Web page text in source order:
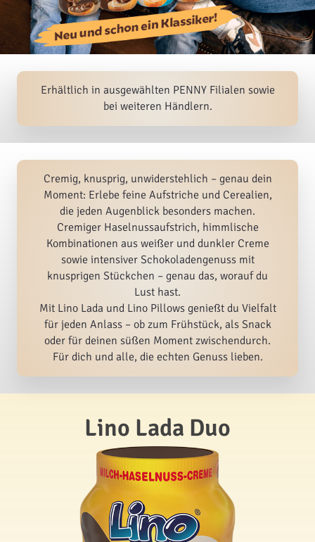
Erhältlich in ausgewählten PENNY Filialen sowie
bei weiteren Händlern.
Cremig, knusprig, unwiderstehlich – genau dein
Moment: Erlebe feine Aufstriche und Cerealien,
die jeden Augenblick besonders machen.
Cremiger Haselnussaufstrich, himmlische
Kombinationen aus weißer und dunkler Creme
sowie intensiver Schokoladengenuss mit
knusprigen Stückchen – genau das, worauf du
Lust hast.
Mit Lino Lada und Lino Pillows genießt du Vielfalt
für jeden Anlass – ob zum Frühstück, als Snack
oder für deinen süßen Moment zwischendurch.
Für dich und alle, die echten Genuss lieben.
Lino Lada Duo